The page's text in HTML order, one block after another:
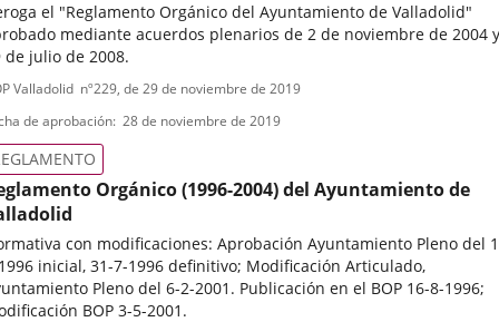
el "Reglamento Orgánico del Ayuntamiento de Valladolid"
mediante acuerdos plenarios de 2 de noviembre de 2004 y
de julio de 2008.
Valladolid nº229, de 29 de noviembre de 2019
de aprobación 28 de noviembre de 2019
Orgánico (1996-2004) del Ayuntamiento de
con modificaciones: Aprobación Ayuntamiento Pleno del
inicial, 31-7-1996 definitivo; Modificación Articulado,
Pleno del 6-2-2001. Publicación en el BOP 16-8-1996;
BOP 3-5-2001.